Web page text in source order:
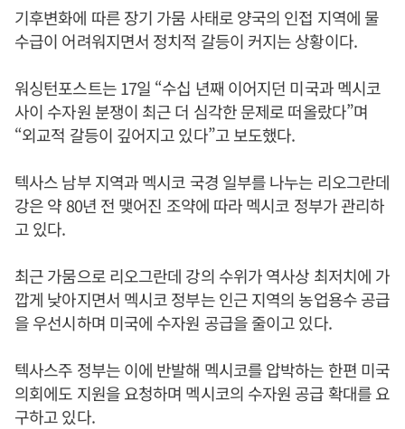
기후변화에 따른 장기 가뭄 사태로 양국의 인접 지역에 물
수급이 어려워지면서 정치적 갈등이 커지는 상황이다.
워싱턴포스트는 17일 “수십 년째 이어지던 미국과 멕시코
사이 수자원 분쟁이 최근 더 심각한 문제로 떠올랐다”며
“외교적 갈등이 깊어지고 있다”고 보도했다.
텍사스 남부 지역과 멕시코 국경 일부를 나누는 리오그란데
강은 약 80년 전 맺어진 조약에 따라 멕시코 정부가 관리하
고 있다.
최근 가뭄으로 리오그란데 강의 수위가 역사상 최저치에 가
깝게 낮아지면서 멕시코 정부는 인근 지역의 농업용수 공급
을 우선시하며 미국에 수자원 공급을 줄이고 있다.
텍사스주 정부는 이에 반발해 멕시코를 압박하는 한편 미국
의회에도 지원을 요청하며 멕시코의 수자원 공급 확대를 요
구하고 있다.